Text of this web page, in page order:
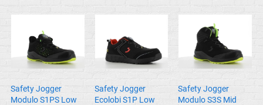
Safety Jogger
Modulo S1PS Low
Safety Jogger
Ecolobi S1P Low
Safety Jogger
Modulo S3S Mid